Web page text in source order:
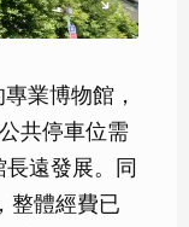
業博物館，
共停車位需
遠發展。同
整體經費已